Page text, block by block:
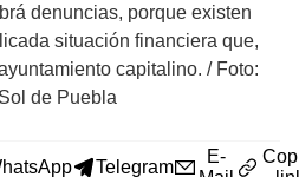
denuncias, porque existen
situación financiera que,
capitalino. / Foto:
de Puebla
Telegram
E-